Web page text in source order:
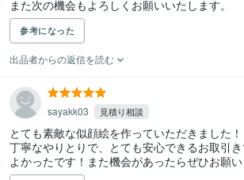
参考になった
出品者からの返信を読む
sayakk03 見積り相談
とても素敵な似顔絵を作っていただきました！
丁寧なやりとりで、とても安心できるお取引
よかったです！また機会があったらぜひお願い